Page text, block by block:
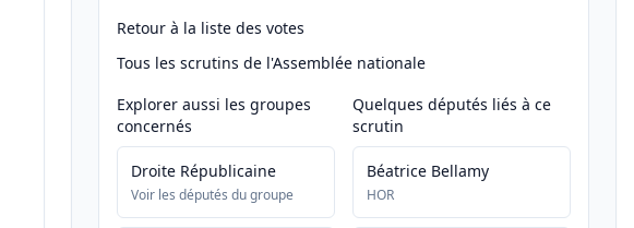
Retour à la liste des votes
Tous les scrutins de l'Assemblée nationale
Explorer aussi les groupes
concernés
Droite Républicaine
Voir les députés du groupe
Quelques députés liés à ce
scrutin
Béatrice Bellamy
HOR